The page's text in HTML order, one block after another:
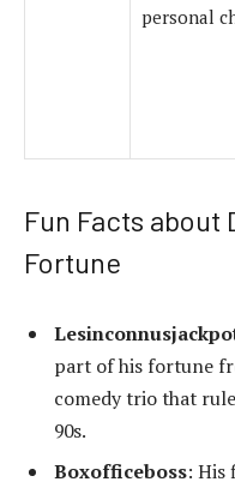
personal
Fun Facts about
Fortune
part of his fortune
comedy trio that
90s.
Boxofficeboss: His